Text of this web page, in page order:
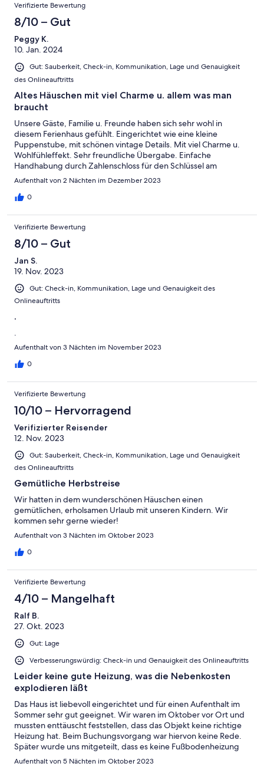
genau richtig, Bücher, Spiele, alles da. Nochmals vielen Dank
liebe Vermieter, wir werden die nächsten Ferien wieder hier
verbringen.
Verifizierte Bewertung
8/10 – Gut
Peggy K.
10. Jan. 2024
Gut: Sauberkeit, Check-in, Kommunikation, Lage und Genauigkeit
des Onlineauftritts
Altes Häuschen mit viel Charme u. allem was man
braucht
Unsere Gäste, Familie u. Freunde haben sich sehr wohl in
diesem Ferienhaus gefühlt. Eingerichtet wie eine kleine
Puppenstube, mit schönen vintage Details. Mit viel Charme u.
Wohlfühleffekt. Sehr freundliche Übergabe. Einfache
Handhabung durch Zahlenschloss für den Schlüssel am
Eingang. Ein kleiner weihnachtlich Geschenkgruss. Das
Toilettenpapier.. Wir sagen in jedem Fall Dankeschön. Meine
Geräusche macht u sie deswegen schlecht geschlafen
haben.Wir wünschen dem Gastgeber alles Gute.
Aufenthalt von 2 Nächten im Dezember 2023
0
Verifizierte Bewertung
8/10 – Gut
Jan S.
19. Nov. 2023
Gut: Check-in, Kommunikation, Lage und Genauigkeit des
Onlineauftritts
.
.
Aufenthalt von 3 Nächten im November 2023
0
Verifizierte Bewertung
10/10 – Hervorragend
Verifizierter Reisender
12. Nov. 2023
Gut: Sauberkeit, Check-in, Kommunikation, Lage und Genauigkeit
des Onlineauftritts
Gemütliche Herbstreise
Wir hatten in dem wunderschönen Häuschen einen
gemütlichen, erholsamen Urlaub mit unseren Kindern. Wir
kommen sehr gerne wieder!
Aufenthalt von 3 Nächten im Oktober 2023
0
Verifizierte Bewertung
4/10 – Mangelhaft
Ralf B.
27. Okt. 2023
Gut: Lage
Verbesserungswürdig: Check-in und Genauigkeit des Onlineauftritts
Leider keine gute Heizung, was die Nebenkosten
explodieren läßt
Das Haus ist liebevoll eingerichtet und für einen Aufenthalt im
Sommer sehr gut geeignet. Wir waren im Oktober vor Ort und
mussten enttäuscht feststellen, dass das Objekt keine richtige
Heizung hat. Beim Buchungsvorgang war hiervon keine Rede.
Später wurde uns mitgeteilt, dass es keine Fußbodenheizung
gäbe. Tatsächlich hängen in jedem Raum elektrische
Aufenthalt von 5 Nächten im Oktober 2023